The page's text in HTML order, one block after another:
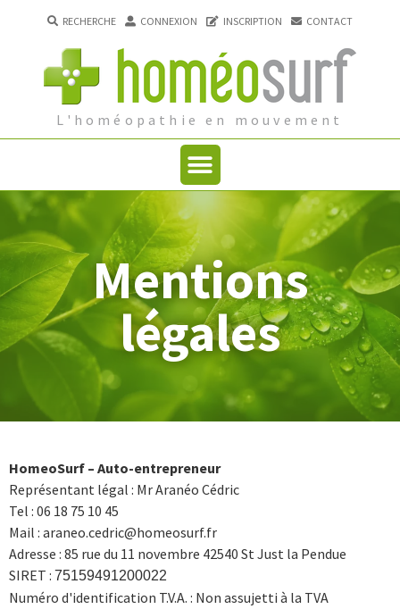
L'homéopathie en mouvement
RECHERCHE CONNEXION INSCRIPTION CONTACT
Mentions
légales
HomeoSurf – Auto-entrepreneur
Représentant légal : Mr Aranéo Cédric
Tel : 06 18 75 10 45
Mail : araneo.cedric@homeosurf.fr
Adresse : 85 rue du 11 novembre 42540 St Just la Pendue
SIRET : 75159491200022
Numéro d'identification T.V.A. : Non assujetti à la TVA